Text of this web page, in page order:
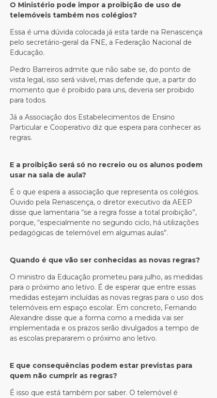
O Ministério pode impor a proibição de uso de
telemóveis também nos colégios?
Essa é uma dúvida colocada já esta tarde na Renascença
pelo secretário-geral da FNE, a Federação Nacional de
Educação.
Pedro Barreiros admite que não sabe se, do ponto de
vista legal, isso será viável, mas defende que, a partir do
momento que é proibido para uns, deveria ser proibido
para todos.
Já a Associação dos Estabelecimentos de Ensino
Particular e Cooperativo diz que espera para conhecer as
regras.
E a proibição será só no recreio ou os alunos podem
usar na sala de aula?
É o que espera a associação que representa os colégios.
Ouvido pela Renascença, o diretor executivo da AEEP
disse que lamentaria “se a regra fosse a total proibição”,
porque, “especialmente no segundo ciclo, há utilizações
pedagógicas de telemóvel em algumas aulas”.
Quando é que vão ser conhecidas as novas regras?
O ministro da Educação prometeu para julho, as medidas
para o próximo ano letivo. É de esperar que entre essas
medidas estejam incluídas as novas regras para o uso dos
telemóveis em espaço escolar. Em concreto, Fernando
Alexandre disse que a forma como a medida vai ser
implementada e os prazos serão divulgados a tempo de
as escolas prepararem o próximo ano letivo.
E que consequências podem estar previstas para
quem não cumprir as regras?
É isso que está também por saber. O telemóvel é